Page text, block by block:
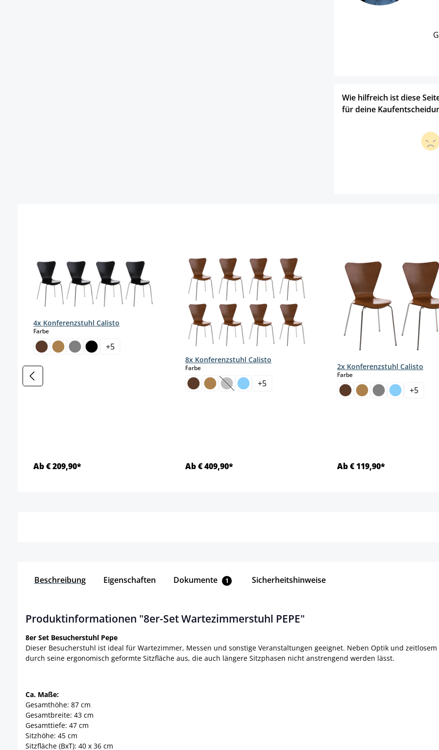
Wie hilfreich ist diese
für deine
4x Konferenzstuhl Calisto
Farbeauswählen
+5
Ab € 209,90*
8x Konferenzstuhl Calisto
Farbeauswählen
(Diese Option ist zurzeit nicht verfügbar.)
+5
Ab € 409,90*
2x Konferenzstuhl Calisto
Farbeauswählen
+5
Ab € 119,90*
Beschreibung Eigenschaften Dokumente 1 Sicherheitshinweise
Produktinformationen "8er-Set Wartezimmerstuhl PEPE"
8er Set Besucherstuhl Pepe
Dieser Besucherstuhl ist ideal für Wartezimmer, Messen und sonstige Veranstaltungen geeignet. Neben Optik und
durch seine ergonomisch geformte Sitzfläche aus, die auch längere Sitzphasen nicht anstrengend werden lässt.
Ca. Maße:
Gesamthöhe: 87 cm
Gesamtbreite: 43 cm
Gesamttiefe: 47 cm
Sitzhöhe: 45 cm
Sitzfläche (BxT): 40 x 36 cm